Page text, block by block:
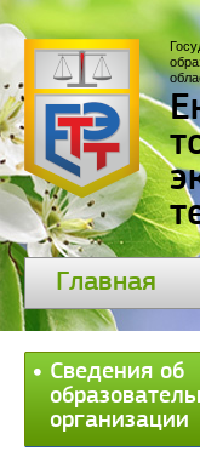
Главная
Сведения об
организации